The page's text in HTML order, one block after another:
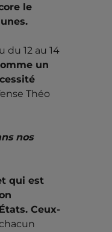
le
du 12 au 14
un
Théo
nos
qui est
Ceux-